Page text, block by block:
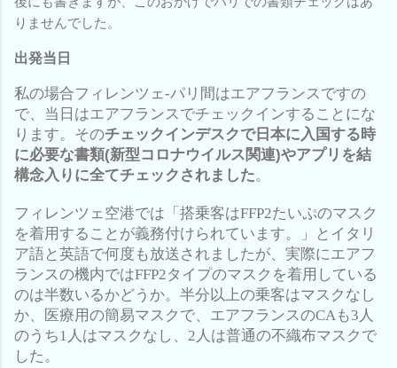
りませんでした。
出発当日
私の場合フィレンツェ-パリ間はエアフランスですの
で、当日はエアフランスでチェックインすることにな
ります。そのチェックインデスクで日本に入国する時
に必要な書類(新型コロナウイルス関連)やアプリを結
構念入りに全てチェックされました。
フィレンツェ空港では「搭乗客はFFP2たいぷのマスク
を着用することが義務付けられています。」とイタリ
ア語と英語で何度も放送されましたが、実際にエアフ
ランスの機内ではFFP2タイプのマスクを着用している
のは半数いるかどうか。半分以上の乗客はマスクなし
か、医療用の簡易マスクで、エアフランスのCA も3 人
のうち1 人はマスクなし、 2 人は普通の不織布マスクで
した。